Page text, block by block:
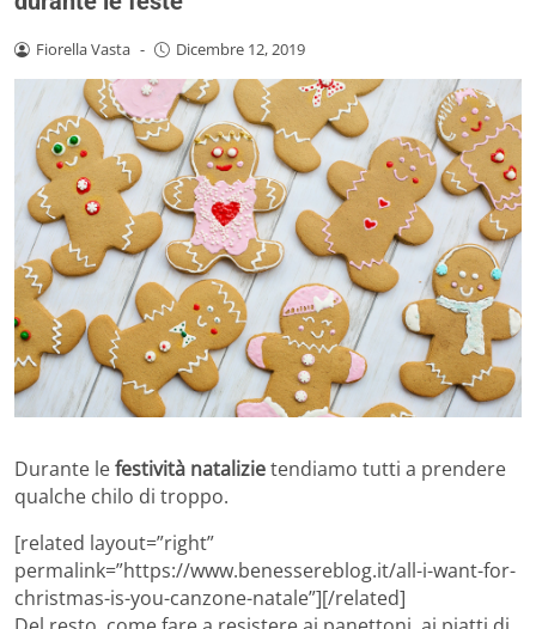
Fiorella Vasta - Dicembre 12, 2019
Durante lefestività natalizietendiamo tutti a prendere
qualche chilo di troppo.
[related layout=”right”
permalink=”https://www.benessereblog.it/all-i-want-for-
christmas-is-you-canzone-natale”][/related]